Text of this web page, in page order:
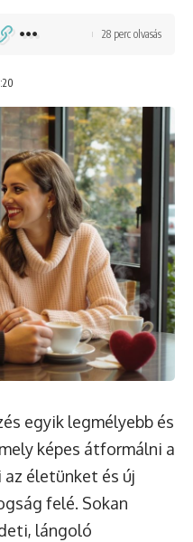
28 perc olvasás
egyik legmélyebb és
képes átformálni a
életünket és új
felé. Sokan
lángoló